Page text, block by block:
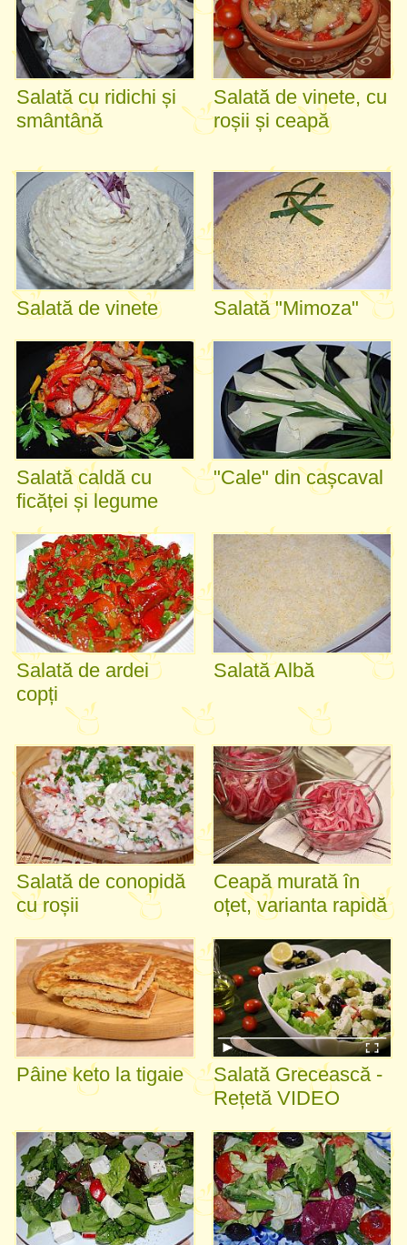
Salată cu ridichi și
smântână
Salată de vinete, cu
roșii și ceapă
Salată de vinete Salată "Mimoza"
Salată caldă cu
ficăței și legume
"Cale" din cașcaval
Salată de ardei
copți
Salată Albă
Salată de conopidă
cu roșii
Ceapă murată în
oțet, varianta rapidă
Pâine keto la tigaie
Salată Grecească -
Rețetă VIDEO